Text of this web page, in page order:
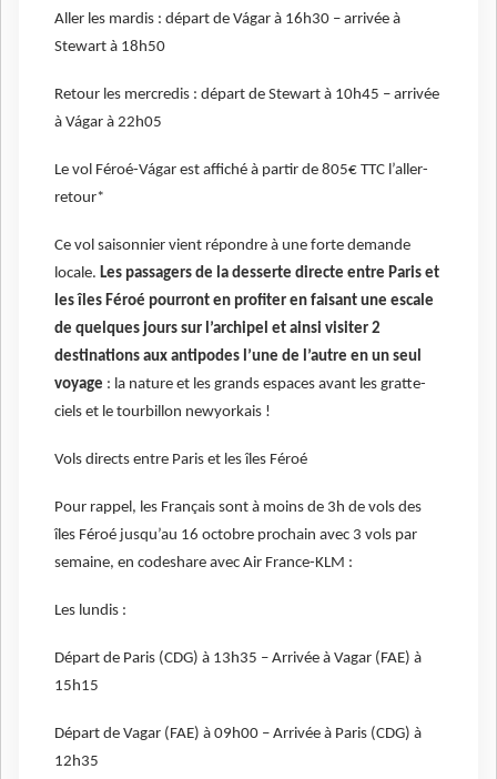
Aller les mardis : départ de Vágar à 16h30 – arrivée à
Stewart à 18h50
Retour les mercredis : départ de Stewart à 10h45 – arrivée
à Vágar à 22h05
Le vol Féroé-Vágar est affiché à partir de 805€ TTC l’aller-
retour*
Ce vol saisonnier vient répondre à une forte demande
locale. Les passagers de la desserte directe entre Paris et
les îles Féroé pourront en profiter en faisant une escale
de quelques jours sur l’archipel et ainsi visiter 2
destinations aux antipodes l’une de l’autre en un seul
voyage : la nature et les grands espaces avant les gratte-
ciels et le tourbillon newyorkais !
Vols directs entre Paris et les îles Féroé
Pour rappel, les Français sont à moins de 3h de vols des
îles Féroé jusqu’au 16 octobre prochain avec 3 vols par
semaine, en codeshare avec Air France-KLM :
Les lundis :
Départ de Paris (CDG) à 13h35 – Arrivée à Vagar (FAE) à
15h15
Départ de Vagar (FAE) à 09h00 – Arrivée à Paris (CDG) à
12h35